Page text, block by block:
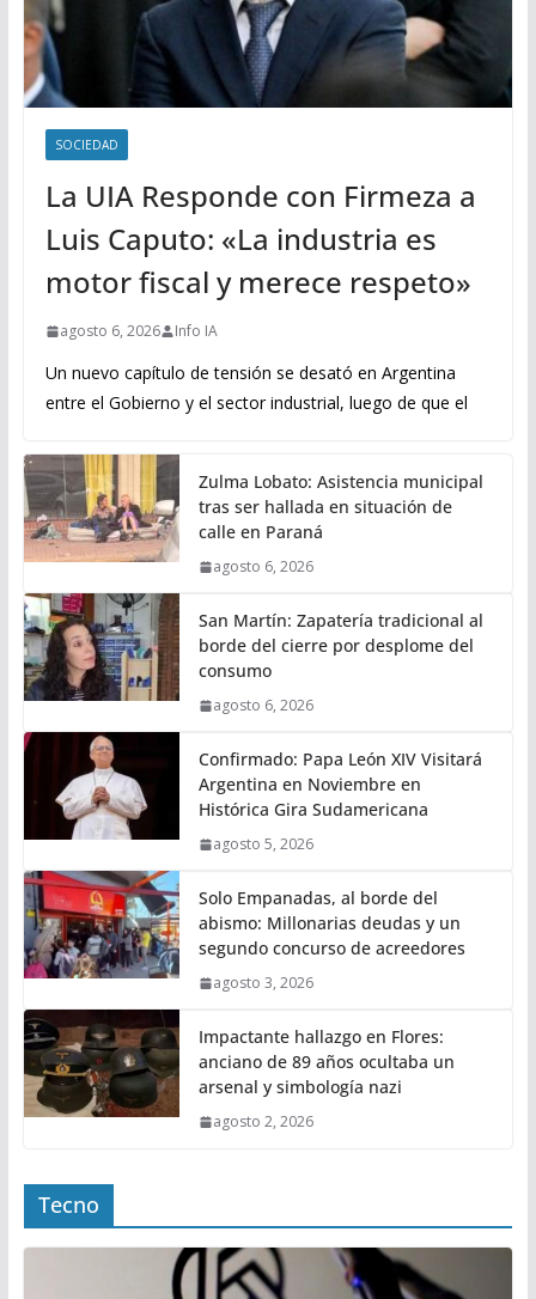
SOCIEDAD
La UIA Responde con Firmeza a
Luis Caputo: «La industria es
motor fiscal y merece respeto»
agosto 6, 2026 Info IA
Un nuevo capítulo de tensión se desató en Argentina
entre el Gobierno y el sector industrial, luego de que el
Zulma Lobato: Asistencia municipal
tras ser hallada en situación de
calle en Paraná
agosto 6, 2026
San Martín: Zapatería tradicional al
borde del cierre por desplome del
consumo
agosto 6, 2026
Confirmado: Papa León XIV Visitará
Argentina en Noviembre en
Histórica Gira Sudamericana
agosto 5, 2026
Solo Empanadas, al borde del
abismo: Millonarias deudas y un
segundo concurso de acreedores
agosto 3, 2026
Impactante hallazgo en Flores:
anciano de 89 años ocultaba un
arsenal y simbología nazi
agosto 2, 2026
Tecno